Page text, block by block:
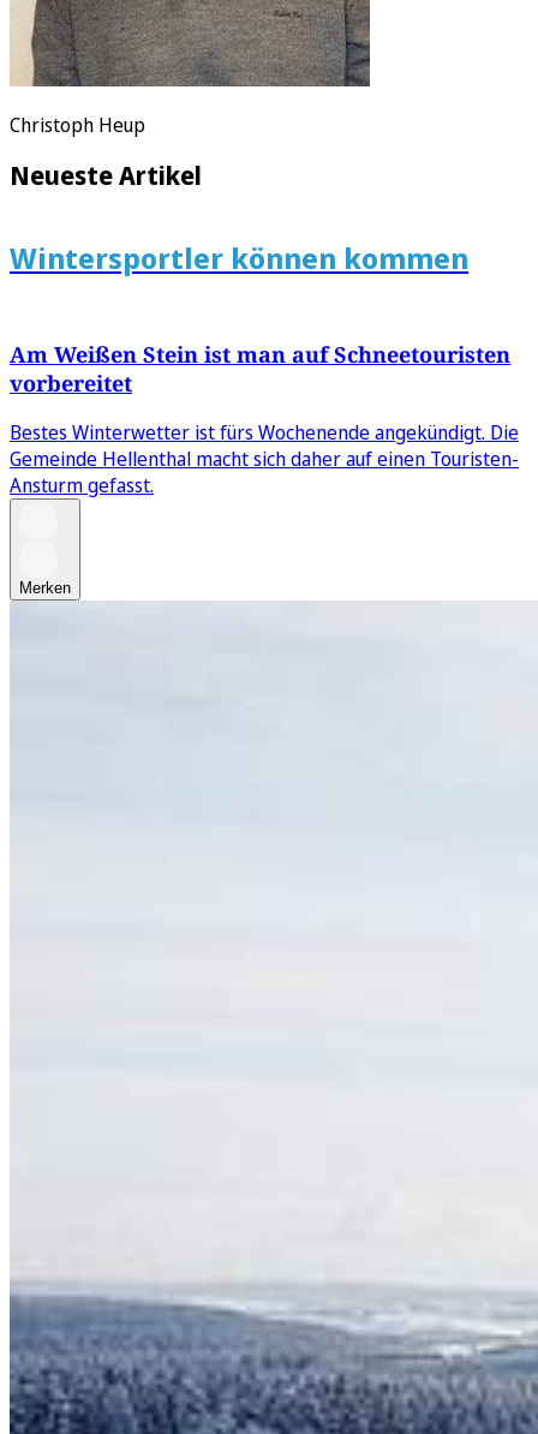
Christoph Heup
Neueste Artikel
Wintersportler können kommen
Am Weißen Stein ist man auf Schneetouristen
vorbereitet
Bestes Winterwetter ist fürs Wochenende angekündigt. Die
Gemeinde Hellenthal macht sich daher auf einen Touristen-
Ansturm gefasst.
Merken